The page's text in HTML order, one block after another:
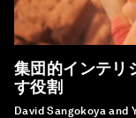
集団的インテリ
す役割
David Sangokoya and